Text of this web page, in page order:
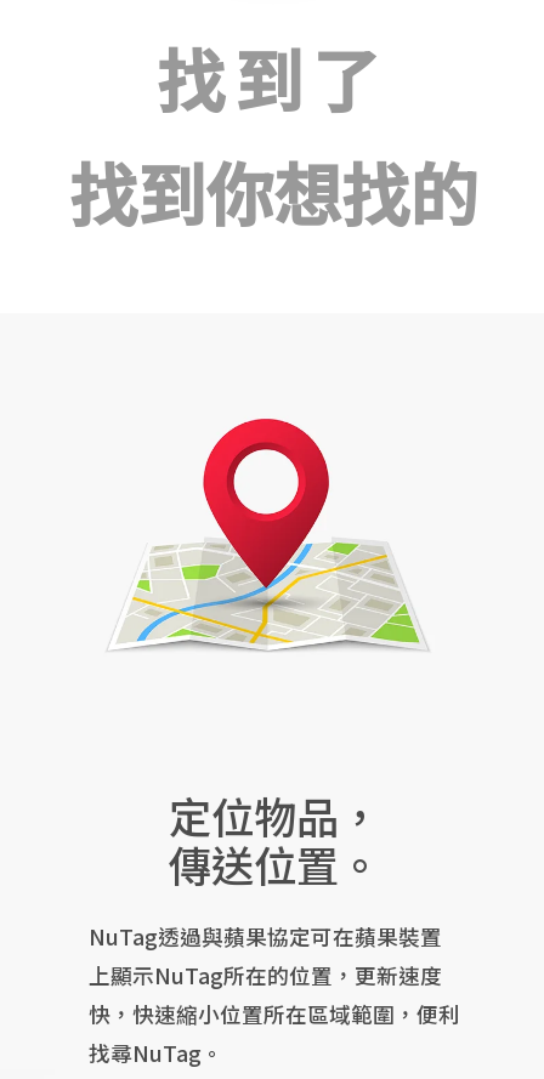
找到了
找到你想找的
定位物品，
傳送位置。
NuTag透過與蘋果協定可在蘋果裝置
上顯示NuTag所在的位置，更新速度
快，快速縮小位置所在區域範圍，便利
找尋NuTag。